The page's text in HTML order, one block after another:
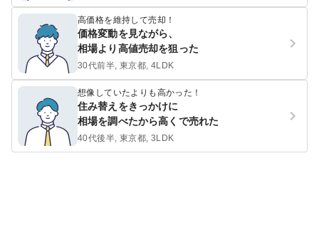
高価格を維持して売却！
価格変動を見ながら、
相場より高値売却を狙った
30代前半, 東京都, 4LDK
想像していたよりも高かった！
住み替えをきっかけに
相場を調べたから高くで売れた
40代後半, 東京都, 3LDK